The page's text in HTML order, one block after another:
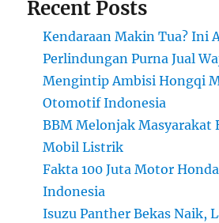
Recent Posts
Kendaraan Makin Tua? Ini
Perlindungan Purna Jual
Mengintip Ambisi Hongqi
Otomotif Indonesia
BBM Melonjak Masyarakat
Mobil Listrik
Fakta 100 Juta Motor
Indonesia
Isuzu Panther Bekas Naik,